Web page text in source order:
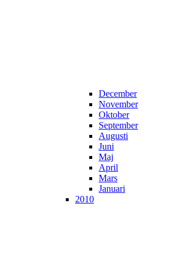
December
November
Oktober
September
Augusti
Juni
Maj
April
Mars
Januari
2010